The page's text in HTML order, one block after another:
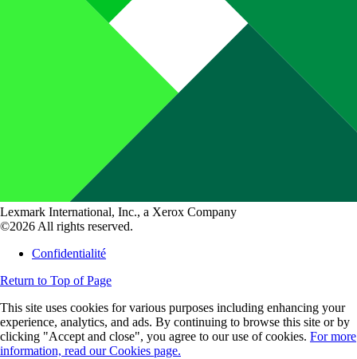
Lexmark International, Inc., a Xerox Company
©2026 All rights reserved.
Confidentialité
Return to Top of Page
This site uses cookies for various purposes including enhancing your
experience, analytics, and ads. By continuing to browse this site or by
clicking "Accept and close", you agree to our use of cookies. For more
information, read our Cookies page.